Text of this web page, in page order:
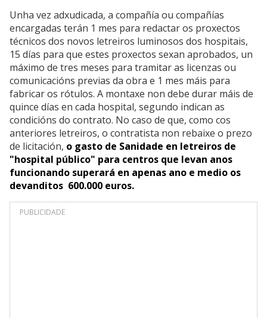
Unha vez adxudicada, a compañía ou compañías
encargadas terán 1 mes para redactar os proxectos
técnicos dos novos letreiros luminosos dos hospitais,
15 días para que estes proxectos sexan aprobados, un
máximo de tres meses para tramitar as licenzas ou
comunicacións previas da obra e 1 mes máis para
fabricar os rótulos. A montaxe non debe durar máis de
quince días en cada hospital, segundo indican as
condicións do contrato. No caso de que, como cos
anteriores letreiros, o contratista non rebaixe o prezo
de licitación, o gasto de Sanidade en letreiros de
"hospital público" para centros que levan anos
funcionando superará en apenas ano e medio os
devanditos 600.000 euros.
PUBLICIDADE